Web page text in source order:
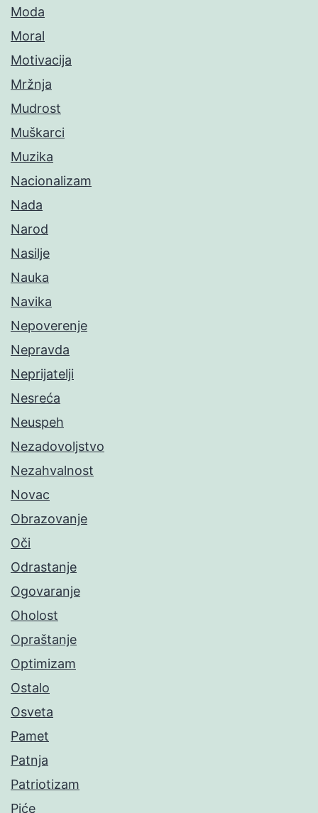
Moda
Moral
Motivacija
Mržnja
Mudrost
Muškarci
Muzika
Nacionalizam
Nada
Narod
Nasilje
Nauka
Navika
Nepoverenje
Nepravda
Neprijatelji
Nesreća
Neuspeh
Nezadovoljstvo
Nezahvalnost
Novac
Obrazovanje
Oči
Odrastanje
Ogovaranje
Oholost
Opraštanje
Optimizam
Ostalo
Osveta
Pamet
Patnja
Patriotizam
Piće